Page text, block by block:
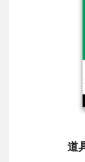
道